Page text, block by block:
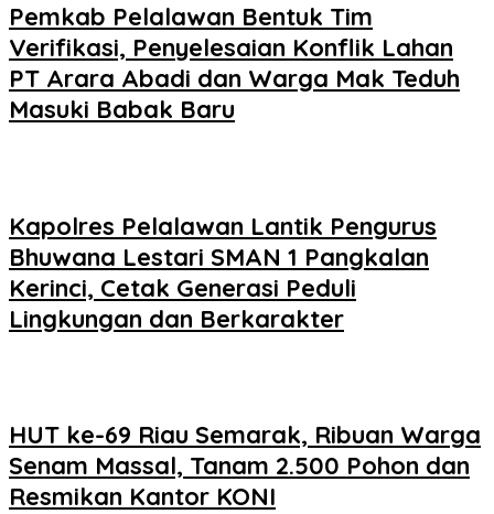
Pemkab Pelalawan Bentuk Tim
Verifikasi, Penyelesaian Konflik Lahan
PT Arara Abadi dan Warga Mak Teduh
Masuki Babak Baru
Kapolres Pelalawan Lantik Pengurus
Bhuwana Lestari SMAN 1 Pangkalan
Kerinci, Cetak Generasi Peduli
Lingkungan dan Berkarakter
HUT ke-69 Riau Semarak, Ribuan Warga
Senam Massal, Tanam 2.500 Pohon dan
Resmikan Kantor KONI